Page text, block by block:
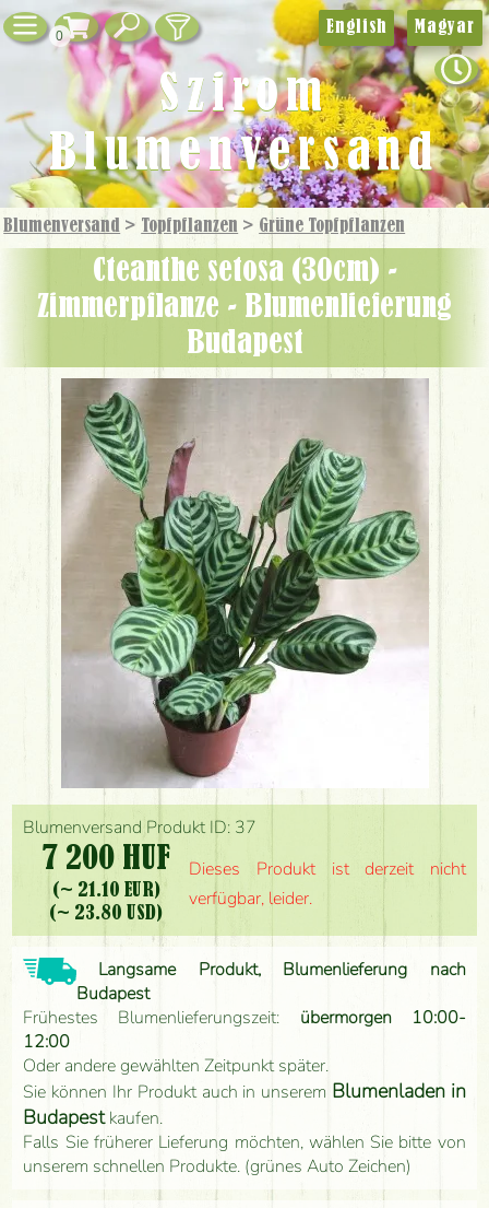
0
Blumenversand > Topfpflanzen > Grüne Topf­pflanzen
Cteanthe setosa (30cm) -
Zimmerpflanze - Blumenlieferung
Budapest
Blumenversand Produkt ID: 37
7 200 HUF
(~ 21.10 EUR)
(~ 23.80 USD)
Dieses Produkt ist derzeit nicht
verfügbar, leider.
Langsame Produkt, Blumenlieferung nach
Budapest
Frühestes Blumenlieferungszeit: übermorgen 10:00-
12:00
Oder andere gewählten Zeitpunkt später.
Sie können Ihr Produkt auch in unserem Blumenladen in
Budapestkaufen.
Falls Sie früherer Lieferung möchten, wählen Sie bitte von
unserem schnellen Produkte. (grünes Auto Zeichen)
English Magyar
Szirom
Blumenversand